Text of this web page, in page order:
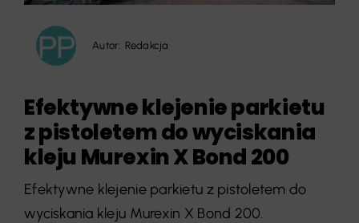
Autor: Redakcja
Efektywne klejenie parkietu
z pistoletem do wyciskania
kleju Murexin X Bond 200
Efektywne klejenie parkietu z pistoletem do
wyciskania kleju Murexin X Bond 200.